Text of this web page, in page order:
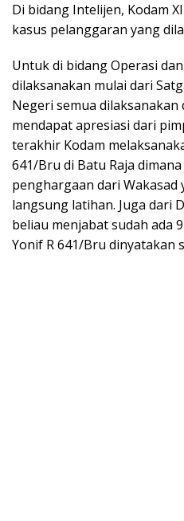
Di bidang Intelijen, Kodam
kasus pelanggaran yang
Untuk di bidang Operasi
dilaksanakan mulai dari
Negeri semua
mendapat apresiasi dari
terakhir Kodam
641/Bru di Batu Raja
penghargaan dari Wakasad
langsung latihan. Juga dari
beliau menjabat sudah ada
Yonif R 641/Bru dinyatakan